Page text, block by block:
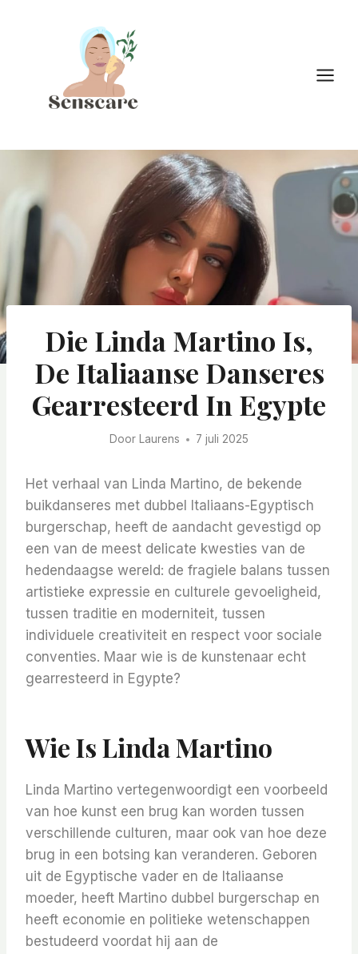
Die Linda Martino Is,
De Italiaanse Danseres
Gearresteerd In Egypte
Door Laurens 7 juli 2025
Het verhaal van Linda Martino, de bekende
buikdanseres met dubbel Italiaans-Egyptisch
burgerschap, heeft de aandacht gevestigd op
een van de meest delicate kwesties van de
hedendaagse wereld: de fragiele balans tussen
artistieke expressie en culturele gevoeligheid,
tussen traditie en moderniteit, tussen
individuele creativiteit en respect voor sociale
conventies. Maar wie is de kunstenaar echt
gearresteerd in Egypte?
Wie Is Linda Martino
Linda Martino vertegenwoordigt een voorbeeld
van hoe kunst een brug kan worden tussen
verschillende culturen, maar ook van hoe deze
brug in een botsing kan veranderen. Geboren
uit de Egyptische vader en de Italiaanse
moeder, heeft Martino dubbel burgerschap en
heeft economie en politieke wetenschappen
bestudeerd voordat hij aan de